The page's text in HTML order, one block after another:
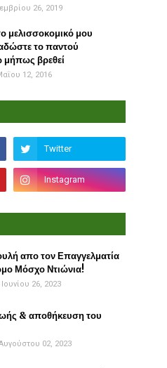
26, 2019
μελισσοκομικό μου
το παντού
βρεθεί
12, 2016
απο τον Επαγγελματία
Μόσχο Ντιώνια!
26, 2023
& αποθήκευση του
02, 2023